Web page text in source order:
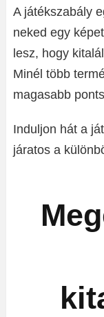
A játékszabály
neked egy
lesz, hogy
Minél több
magasabb
Induljon hát a
járatos a